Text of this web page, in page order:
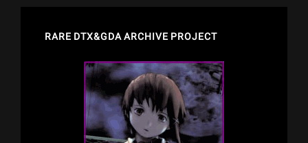
RARE DTX&GDA ARCHIVE PROJECT